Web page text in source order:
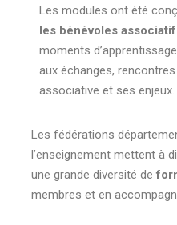
Les modules ont été
les bénévoles
moments
aux échanges,
associative et ses enjeux.
Les fédérations
l’enseignement mettent à
une grande diversité de
membres et en